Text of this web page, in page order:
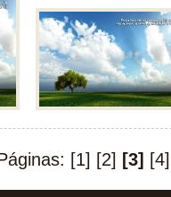
[1] [2] [3] [4]